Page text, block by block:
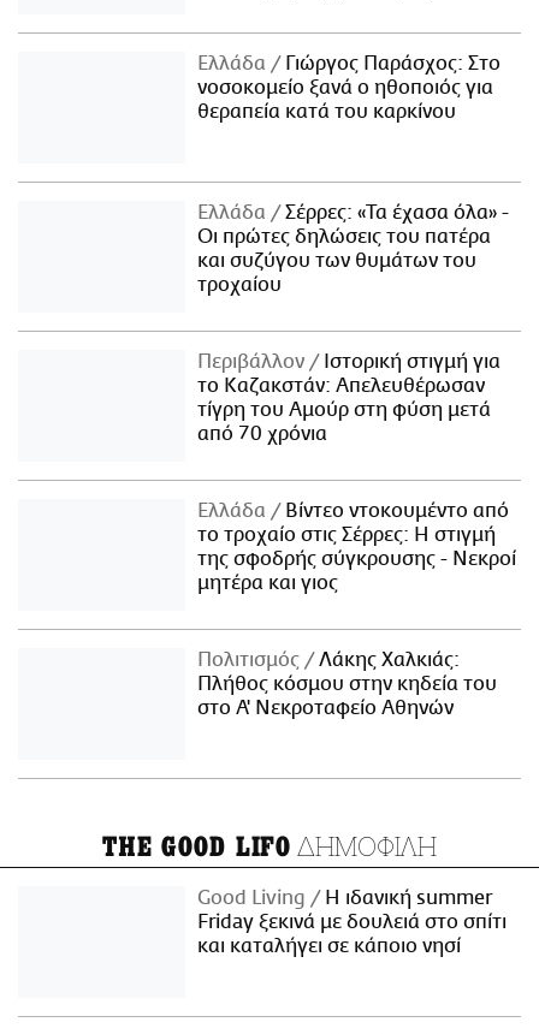
Ελλάδα
Γιώργος Παράσχος: Στο
νοσοκομείο ξανά ο ηθοποιός για
θεραπεία κατά του καρκίνου
Ελλάδα
Σέρρες: «Τα έχασα όλα» -
Οι πρώτες δηλώσεις του πατέρα
και συζύγου των θυμάτων του
τροχαίου
Περιβάλλον
Ιστορική στιγμή για
το Καζακστάν: Απελευθέρωσαν
τίγρη του Αμούρ στη φύση μετά
από 70 χρόνια
Ελλάδα
Βίντεο ντοκουμέντο από
το τροχαίο στις Σέρρες: Η στιγμή
της σφοδρής σύγκρουσης - Νεκροί
μητέρα και γιος
Πολιτισμός
Λάκης Χαλκιάς:
Πλήθος κόσμου στην κηδεία του
στο Α' Νεκροταφείο Αθηνών
THE GOOD LIFO ΔΗΜΟΦΙΛΗ
Good Living
Η ιδανική summer
Friday ξεκινά με δουλειά στο σπίτι
και καταλήγει σε κάποιο νησί